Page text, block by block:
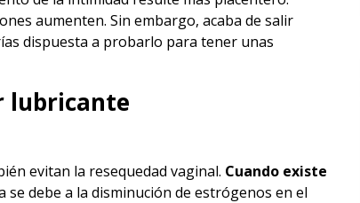
aumenten. Sin embargo, acaba de salir
dispuesta a probarlo para tener unas
lubricante
evitan la resequedad vaginal. Cuando existe
se debe a la disminución de estrógenos en el